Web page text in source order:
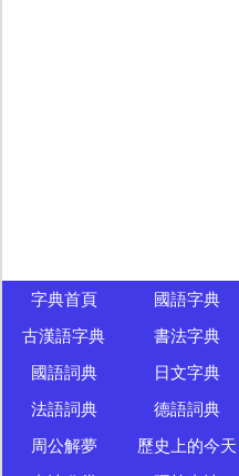
字典首頁 國語字典
古漢語字典
書法字典
國語詞典
日文字典
法語詞典
德語詞典
周公解夢
歷史上的今天